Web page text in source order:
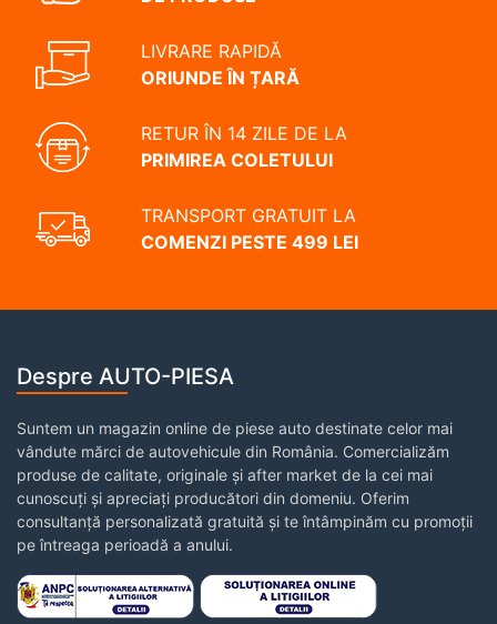
LIVRARE RAPIDĂ
ORIUNDE ÎN ȚARĂ
RETUR ÎN 14 ZILE DE LA
PRIMIREA COLETULUI
TRANSPORT GRATUIT LA
COMENZI PESTE 499 LEI
Despre AUTO-PIESA
Suntem un magazin online de piese auto destinate celor mai
vândute mărci de autovehicule din România. Comercializăm
produse de calitate, originale și after market de la cei mai
cunoscuți și apreciați producători din domeniu. Oferim
consultanță personalizată gratuită și te întâmpinăm cu promoții
pe întreaga perioadă a anului.